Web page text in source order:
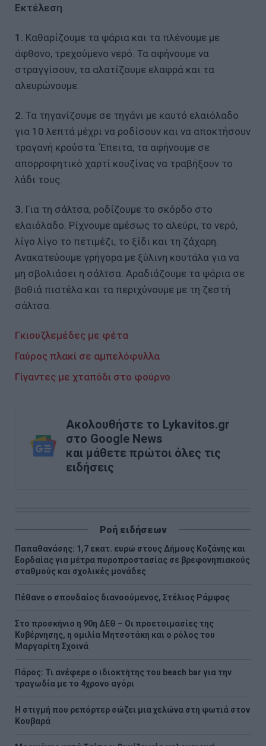
Εκτέλεση
1. Καθαρίζουμε τα ψάρια και τα πλένουμε με
άφθονο, τρεχούμενο νερό. Τα αφήνουμε να
στραγγίσουν, τα αλατίζουμε ελαφρά και τα
αλευρώνουμε.
2. Τα τηγανίζουμε σε τηγάνι με καυτό ελαιόλαδο
για 10 λεπτά μέχρι να ροδίσουν και να αποκτήσουν
τραγανή κρούστα. Έπειτα, τα αφήνουμε σε
απορροφητικό χαρτί κουζίνας να τραβήξουν το
λάδι τους.
3. Για τη σάλτσα, ροδίζουμε το σκόρδο στο
ελαιόλαδο. Ρίχνουμε αμέσως το αλεύρι, το νερό,
λίγο λίγο το πετιμέζι, το ξίδι και τη ζάχαρη.
Ανακατεύουμε γρήγορα με ξύλινη κουτάλα για να
μη σβολιάσει η σάλτσα. Αραδιάζουμε τα ψάρια σε
βαθιά πιατέλα και τα περιχύνουμε με τη ζεστή
σάλτσα.
Γκιουζλεμέδες με φέτα
Γαύρος πλακί σε αμπελόφυλλα
Γίγαντες με χταπόδι στο φούρνο
Ακολουθήστε το Lykavitos.gr
στο Google News
και μάθετε πρώτοι όλες τις
ειδήσεις
Ροή ειδήσεων
Παπαθανάσης: 1,7 εκατ. ευρώ στους Δήμους Κοζάνης και
Εορδαίας για μέτρα πυροπροστασίας σε βρεφονηπιακούς
σταθμούς και σχολικές μονάδες
Πέθανε ο σπουδαίος διανοούμενος, Στέλιος Ράμφος
Στο προσκήνιο η 90η ΔΕΘ – Οι προετοιμασίες της
Κυβέρνησης, η ομιλία Μητσοτάκη και ο ρόλος του
Μαργαρίτη Σχοινά
Πάρος: Τι ανέφερε ο ιδιοκτήτης του beach bar για την
τραγωδία με το 4χρονο αγόρι
Η στιγμή που ρεπόρτερ σώζει μια χελώνα στη φωτιά στον
Κουβαρά